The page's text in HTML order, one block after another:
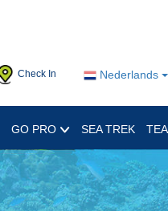
Nederlands
Check In
GO PRO SEA TREK